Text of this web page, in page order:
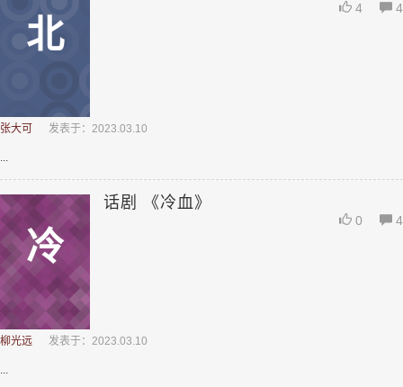
北
4 4
张大可 发表于：2023.03.10
...
冷
话剧 《冷血》
0 4
柳光远 发表于：2023.03.10
...